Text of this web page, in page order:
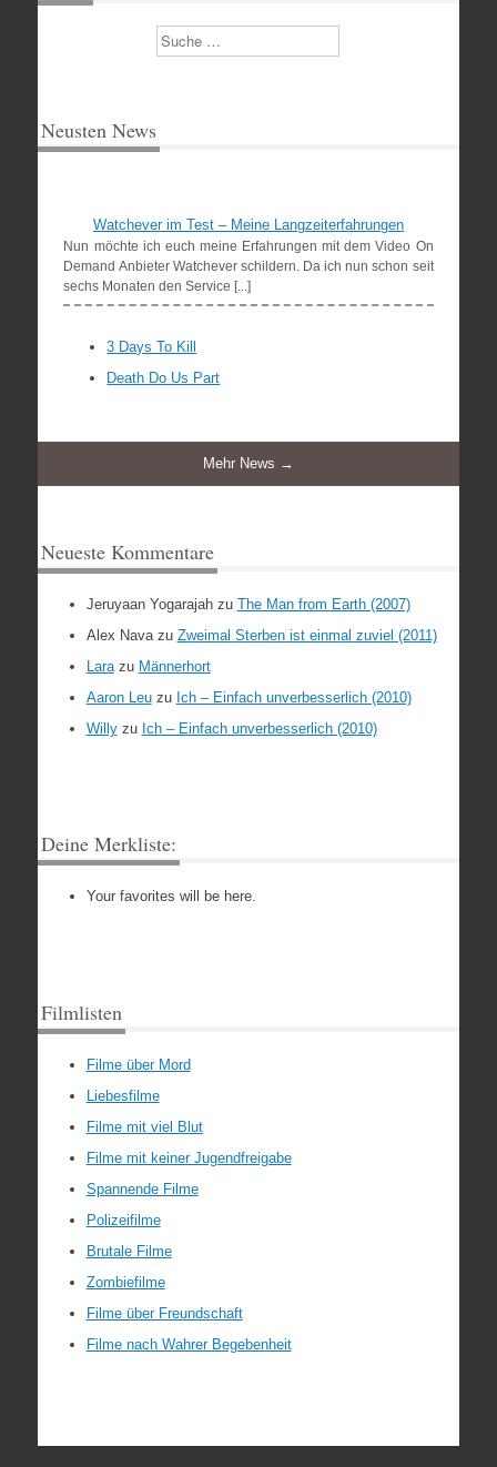
Suchen
Neusten News
Watchever im Test – Meine Langzeiterfahrungen
Nun möchte ich euch meine Erfahrungen mit dem Video On
Demand Anbieter Watchever schildern. Da ich nun schon seit
sechs Monaten den Service [...]
3 Days To Kill
Death Do Us Part
Mehr News →
Neueste Kommentare
Jeruyaan Yogarajahzu The Man from Earth (2007)
Alex Navazu Zweimal Sterben ist einmal zuviel (2011)
Larazu Männerhort
Aaron Leuzu Ich – Einfach unverbesserlich (2010)
Willyzu Ich – Einfach unverbesserlich (2010)
Deine Merkliste:
Your favorites will be here.
Filmlisten
Filme über Mord
Liebesfilme
Filme mit viel Blut
Filme mit keiner Jugendfreigabe
Spannende Filme
Polizeifilme
Brutale Filme
Zombiefilme
Filme über Freundschaft
Filme nach Wahrer Begebenheit